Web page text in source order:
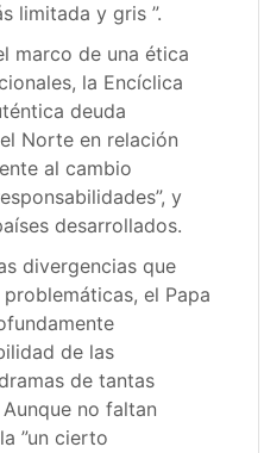
limitada y gris ”.
marco de una ética
la Encíclica
deuda
Norte en relación
al cambio
y
desarrollados.
divergencias que
el Papa
de las
de tantas
no faltan
”un cierto